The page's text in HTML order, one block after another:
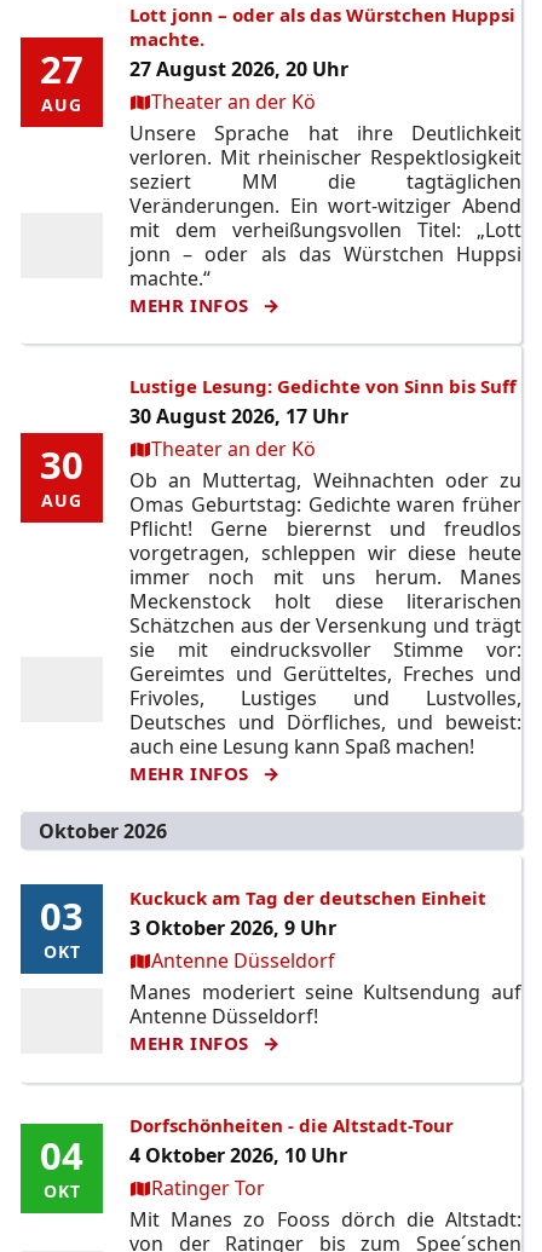
27
AUG
27
AUG
Lott jonn – oder als das Würstchen Huppsi
machte.
27 August 2026, 20 Uhr
Ort:Theater an der Kö
Unsere Sprache hat ihre Deutlichkeit
verloren. Mit rheinischer Respektlosigkeit
seziert MM die tagtäglichen
Veränderungen. Ein wort-witziger Abend
mit dem verheißungsvollen Titel: „Lott
jonn – oder als das Würstchen Huppsi
machte.“
MEHR INFOS
30
AUG
30
AUG
Lustige Lesung: Gedichte von Sinn bis Suff
30 August 2026, 17 Uhr
Ort:Theater an der Kö
Ob an Muttertag, Weihnachten oder zu
Omas Geburtstag: Gedichte waren früher
Pflicht! Gerne bierernst und freudlos
vorgetragen, schleppen wir diese heute
immer noch mit uns herum. Manes
Meckenstock holt diese literarischen
Schätzchen aus der Versenkung und trägt
sie mit eindrucksvoller Stimme vor:
Gereimtes und Gerütteltes, Freches und
Frivoles, Lustiges und Lustvolles,
Deutsches und Dörfliches, und beweist:
auch eine Lesung kann Spaß machen!
MEHR INFOS
Oktober 2026
03
OKT
03
OKT
Kuckuck am Tag der deutschen Einheit
3 Oktober 2026, 9 Uhr
Ort:Antenne Düsseldorf
Manes moderiert seine Kultsendung auf
Antenne Düsseldorf!
MEHR INFOS
04
OKT
04
OKT
Dorfschönheiten - die Altstadt-Tour
4 Oktober 2026, 10 Uhr
Ort:Ratinger Tor
Mit Manes zo Fooss dörch die Altstadt:
von der Ratinger bis zum Spee´schen